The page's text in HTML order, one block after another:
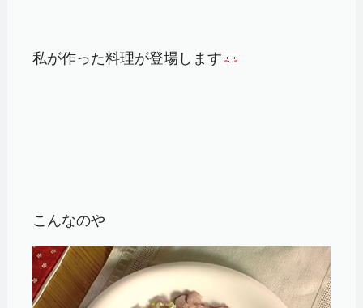
私が作った料理が登場します
こんなのや